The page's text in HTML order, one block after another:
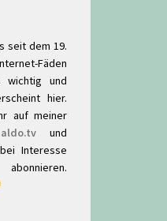
seit dem 19.
Fäden
wichtig und
hier.
auf meiner
und
Interesse